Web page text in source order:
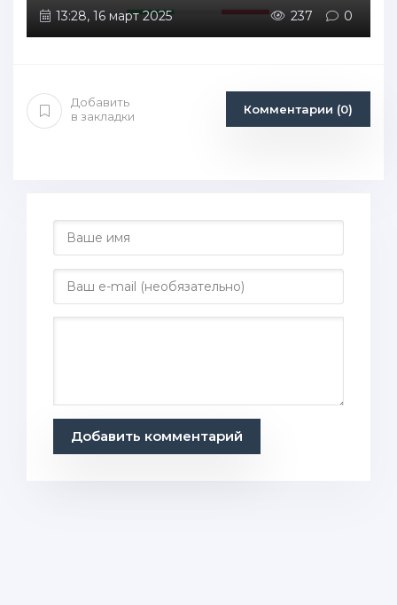
13:28, 16 март 2025 237 0
Добавить
в закладки
Комментарии (0)
Добавить комментарий